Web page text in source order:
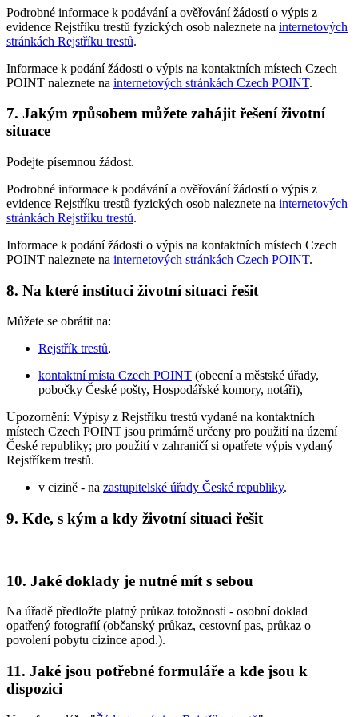
Podrobné informace k podávání a ověřování žádostí o výpis z
evidence Rejstříku trestů fyzických osob naleznete na internetových
stránkách Rejstříku trestů.
Informace k podání žádosti o výpis na kontaktních místech Czech
POINT naleznete na internetových stránkách Czech POINT.
7. Jakým způsobem můžete zahájit řešení životní
situace
Podejte písemnou žádost.
Podrobné informace k podávání a ověřování žádostí o výpis z
evidence Rejstříku trestů fyzických osob naleznete na internetových
stránkách Rejstříku trestů.
Informace k podání žádosti o výpis na kontaktních místech Czech
POINT naleznete na internetových stránkách Czech POINT.
8. Na které instituci životní situaci řešit
Můžete se obrátit na:
Rejstřík trestů,
kontaktní místa Czech POINT (obecní a městské úřady,
pobočky České pošty, Hospodářské komory, notáři),
Upozornění: Výpisy z Rejstříku trestů vydané na kontaktních
místech Czech POINT jsou primárně určeny pro použití na území
České republiky; pro použití v zahraničí si opatřete výpis vydaný
Rejstříkem trestů.
v cizině - na zastupitelské úřady České republiky.
9. Kde, s kým a kdy životní situaci řešit
10. Jaké doklady je nutné mít s sebou
Na úřadě předložte platný průkaz totožnosti - osobní doklad
opatřený fotografií (občanský průkaz, cestovní pas, průkaz o
povolení pobytu cizince apod.).
11. Jaké jsou potřebné formuláře a kde jsou k
dispozici